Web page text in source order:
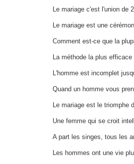
Le mariage c'est l'union de
Le mariage est une
Comment est-ce que la
La méthode la plus
L'homme est incomplet
Quand un homme vous
Le mariage est le triomphe
Une femme qui se croit
A part les singes, tous les
Les hommes ont une vie